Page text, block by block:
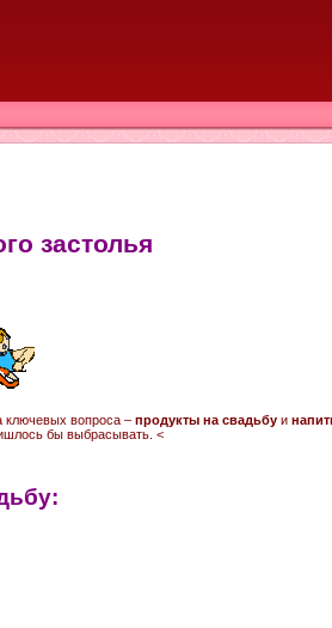
застолья
ключевых вопроса –продукты на свадьбуи
бы выбрасывать. <